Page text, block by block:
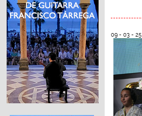
09 - 03 - 25